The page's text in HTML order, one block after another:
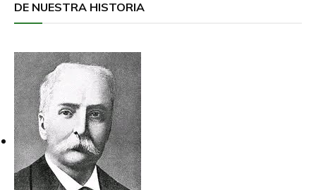
DE NUESTRA HISTORIA